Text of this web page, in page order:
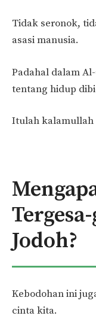
Tidak seronok,
asasi manusia.
Padahal dalam
tentang hidup
Itulah kalamullah
Jodoh?
Kebodohan ini
cinta kita.